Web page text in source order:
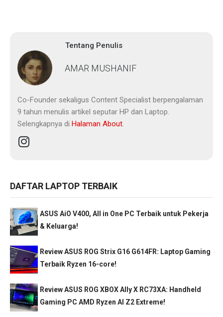
Tentang Penulis
AMAR MUSHANIF
Co-Founder sekaligus Content Specialist berpengalaman
9 tahun menulis artikel seputar HP dan Laptop.
Selengkapnya di Halaman About
DAFTAR LAPTOP TERBAIK
ASUS AiO V400, All in One PC Terbaik untuk Pekerja
& Keluarga!
Review ASUS ROG Strix G16 G614FR: Laptop Gaming
Terbaik Ryzen 16-core!
Review ASUS ROG XBOX Ally X RC73XA: Handheld
Gaming PC AMD Ryzen AI Z2 Extreme!